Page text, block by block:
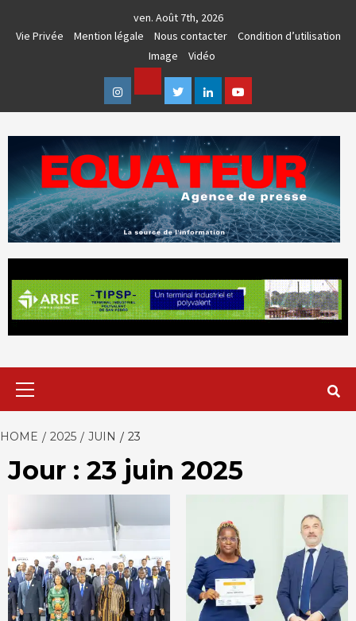
ven. Août 7th, 2026
Vie Privée
Mention légale Nous contacter
Condition d’utilisation
Image
Vidéo
Instagram
Facebook
TwitterLinkedinYoutube
EQUATEUR
HOME 2025 JUIN 23
Jour : 23 juin 2025